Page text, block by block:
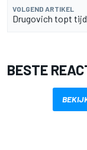
VOLGEND ARTIKEL
Drugovich topt
BESTE